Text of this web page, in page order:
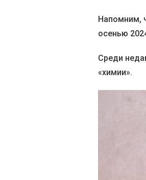
Напомним,
осенью
Среди
«химии».